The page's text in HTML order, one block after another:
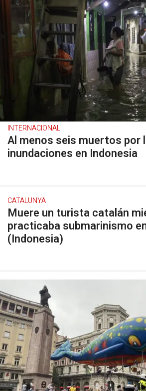
INTERNACIONAL
Al menos seis muertos por
inundaciones en Indonesia
CATALUNYA
Muere un turista catalán
practicaba submarinismo
(Indonesia)